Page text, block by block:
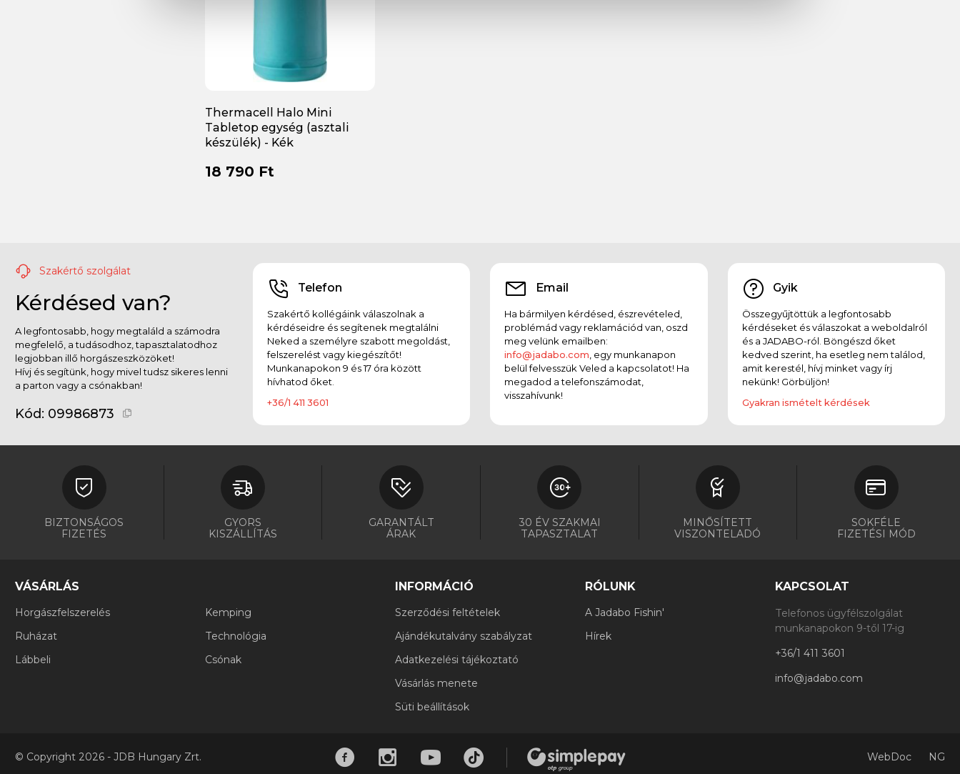
Thermacell Halo Mini
Tabletop egység (asztali
készülék) - Kék
18 790 Ft
Szakértő szolgálat
Kérdésed van?
A legfontosabb, hogy megtaláld a számodra
megfelelő, a tudásodhoz, tapasztalatodhoz
legjobban illő horgászeszközöket!
Hívj és segítünk, hogy mivel tudsz sikeres lenni
a parton vagy a csónakban!
Kód: 09986873
Telefon
Szakértő kollégáink válaszolnak a
kérdéseidre és segítenek megtalálni
Neked a személyre szabott megoldást,
felszerelést vagy kiegészítőt!
Munkanapokon 9 és 17 óra között
hívhatod őket.
+36/1 411 3601
Email
Ha bármilyen kérdésed, észrevételed,
problémád vagy reklamációd van, oszd
meg velünk emailben:
info@jadabo.com , egy munkanapon
belül felvesszük Veled a kapcsolatot! Ha
megadod a telefonszámodat,
visszahívunk!
Gyik
Összegyűjtöttük a legfontosabb
kérdéseket és válaszokat a weboldalról
és a JADABO-ról. Böngészd őket
kedved szerint, ha esetleg nem találod,
amit kerestél, hívj minket vagy írj
nekünk! Görbüljön!
Gyakran ismételt kérdések
BIZTONSÁGOS
FIZETÉS
GYORS
KISZÁLLÍTÁS
GARANTÁLT
ÁRAK
30 ÉV SZAKMAI
TAPASZTALAT
MINŐSÍTETT
VISZONTELADÓ
SOKFÉLE
FIZETÉSI MÓD
VÁSÁRLÁS
Horgászfelszerelés
Ruházat
Lábbeli
Kemping
Technológia
Csónak
INFORMÁCIÓ
Szerződési feltételek
Ajándékutalvány szabályzat
Adatkezelési tájékoztató
Vásárlás menete
Süti beállítások
RÓLUNK
A Jadabo Fishin'
Hírek
KAPCSOLAT
Telefonos ügyfélszolgálat
munkanapokon 9-től 17-ig
+36/1 411 3601
info@jadabo.com
© Copyright 2026 - JDB Hungary Zrt. WebDoc NG